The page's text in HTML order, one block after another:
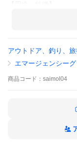
す。
■検索でよくご確認い
災害用トイレセット
携帯トイレ災害時 断
防災セットトイレ 防
アウトドア、釣り、
エマージェンシー
商品 コード： saimol04